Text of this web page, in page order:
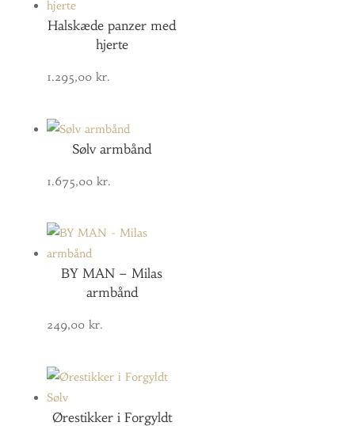
Halskæde panzer med
hjerte
1.295,00 kr.
Sølv armbånd
1.675,00 kr.
BY MAN – Milas
armbånd
249,00 kr.
Ørestikker i Forgyldt